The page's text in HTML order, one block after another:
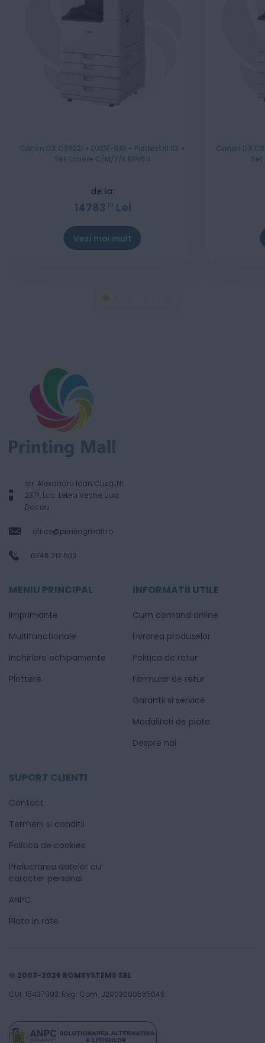
Canon DX C3922i + DADF-BA1 + Piedestal S3 +
Set tonere C/M/Y/K EXV64
de la:
14783 10 Lei
Vezi mai mult
Stoc epuizat
Canon DX
str. Alexandru Ioan Cuza, Nr.
237f, Loc. Letea Veche, Jud.
Bacau
office@printingmall.ro
0746.217.503
MENIU PRINCIPAL
Imprimante
Multifunctionale
Inchiriere echipamente
Plottere
INFORMATII UTILE
Cum comand online
Livrarea produselor
Politica de retur
Formular de retur
Garantii si service
Modalitati de plata
Despre noi
SUPORT CLIENTI
Contact
Termeni si conditii
Politica de cookies
Prelucrarea datelor cu
caracter personal
ANPC
Plata in rate
© 2003-2026 ROMSYSTEMS SRL
CUI: 15437993, Reg. Com. J2003000535046